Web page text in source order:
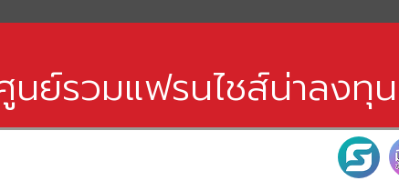
นย์รวมแฟรนไชส์น่าลงทุน